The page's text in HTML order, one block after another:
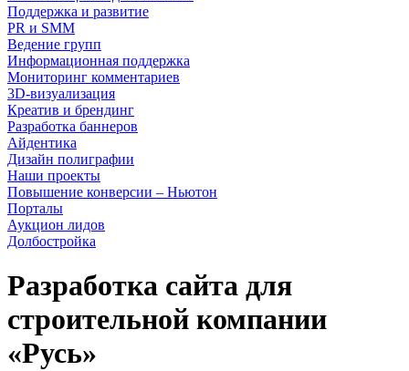
Поддержка и развитие
PR и SMM
Ведение групп
Информационная поддержка
Мониторинг комментариев
3D-визуализация
Креатив и брендинг
Разработка баннеров
Айдентика
Дизайн полиграфии
Наши проекты
Повышение конверсии – Ньютон
Порталы
Аукцион лидов
Долбостройка
Разработка сайта для
строительной компании
«Русь»